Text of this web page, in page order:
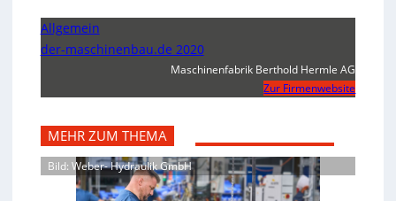
Allgemein
der-maschinenbau.de 2020
Maschinenfabrik Berthold Hermle AG
Zur Firmenwebsite
MEHR ZUM THEMA
Bild: Weber- Hydraulik GmbH